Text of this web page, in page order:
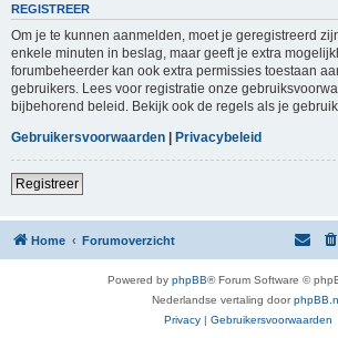
REGISTREER
Om je te kunnen aanmelden, moet je geregistreerd
enkele minuten in beslag, maar geeft je extra
forumbeheerder kan ook extra permissies toestaan
gebruikers. Lees voor registratie onze
bijbehorend beleid. Bekijk ook de regels als je
Gebruikersvoorwaarden | Privacybeleid
Registreer
Home Forumoverzicht
Powered by phpBB® Forum Software ©
Nederlandse vertaling door
Privacy | Gebruikersvoorwaarden